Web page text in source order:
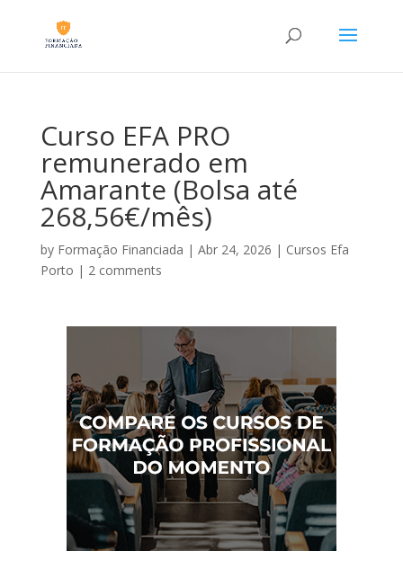
Curso EFA PRO
remunerado em
Amarante (Bolsa até
268,56€/mês)
by Formação Financiada | Abr 24, 2026 | Cursos Efa
Porto | 2 comments